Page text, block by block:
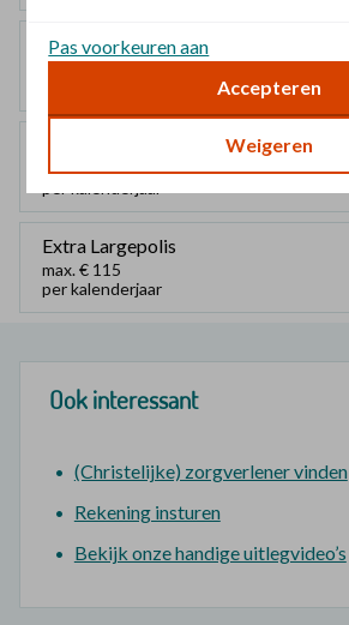
Mediumpolis
max. € 115
max. € 115
Extra Largepolis
max. € 115
per kalenderjaar
Ook interessant
(Christelijke) zorgverlener vinden
Rekening insturen
Bekijk onze handige uitlegvideo’s
Pas voorkeuren aan
Accepteren
Weigeren